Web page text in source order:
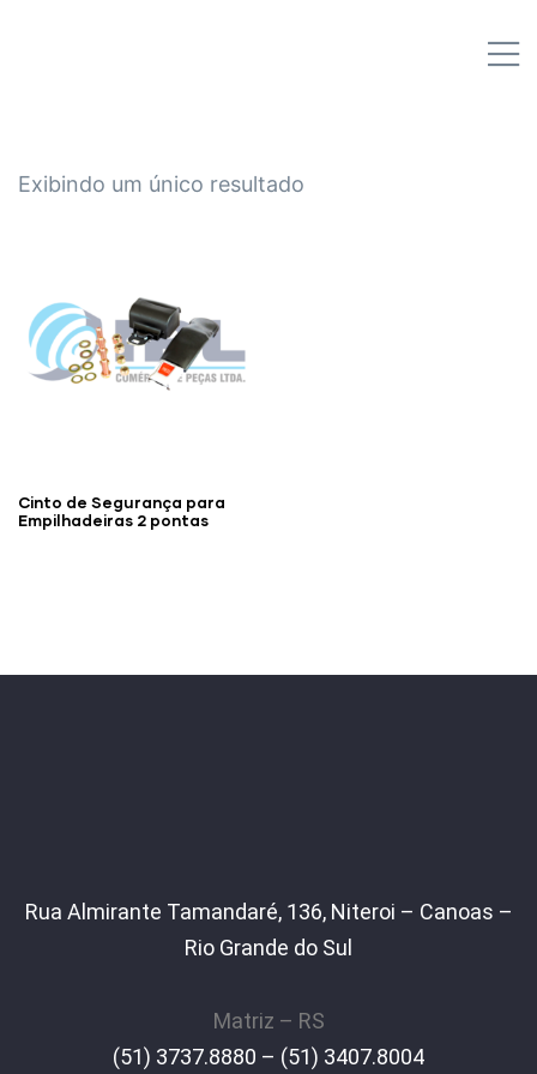
Exibindo um único resultado
Cinto de Segurança para
Empilhadeiras 2 pontas
Rua Almirante Tamandaré, 136, Niteroi – Canoas –
Rio Grande do Sul
Matriz – RS
(51) 3737.8880 – (51) 3407.8004